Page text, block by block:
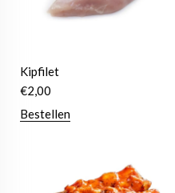
Kipfilet
€2,00
Bestellen